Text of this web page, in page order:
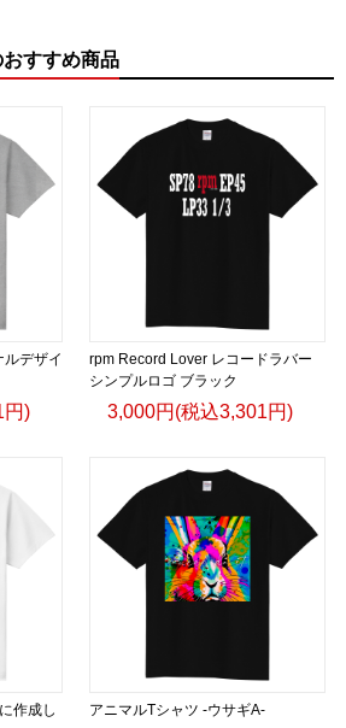
すすめ商品
ルデザイ
円)
rpm Record Lover レコードラバー
シンプルロゴ ブラック
3,000円(税込3,301円)
作成し
アニマルTシャツ -ウサギA-